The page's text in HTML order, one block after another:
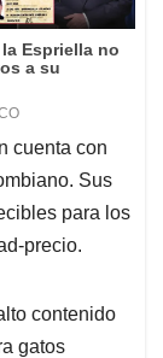
cuenta con
Sus
para los
precio.
contenido
gatos